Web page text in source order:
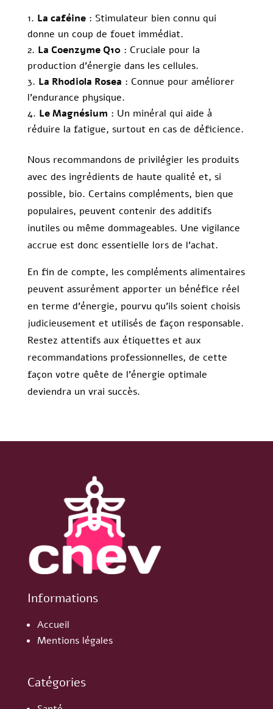
La caféine: Stimulateur bien connu qui
donne un coup de fouet immédiat.
La Coenzyme Q10: Cruciale pour la
production d’énergie dans les cellules.
La Rhodiola Rosea : Connue pour améliorer
l’endurance physique.
Le Magnésium : Un minéral qui aide à
réduire la fatigue, surtout en cas de déficience.
Nous recommandons de privilégier les produits
avec des ingrédients de haute qualité et, si
possible, bio. Certains compléments, bien que
populaires, peuvent contenir des additifs
inutiles ou même dommageables. Une vigilance
accrue est donc essentielle lors de l’achat.
En fin de compte, les compléments alimentaires
peuvent assurément apporter un bénéfice réel
en terme d’énergie, pourvu qu’ils soient choisis
judicieusement et utilisés de façon responsable.
Restez attentifs aux étiquettes et aux
recommandations professionnelles, de cette
façon votre quête de l’énergie optimale
deviendra un vrai succès.
Informations
Accueil
Mentions légales
Catégories